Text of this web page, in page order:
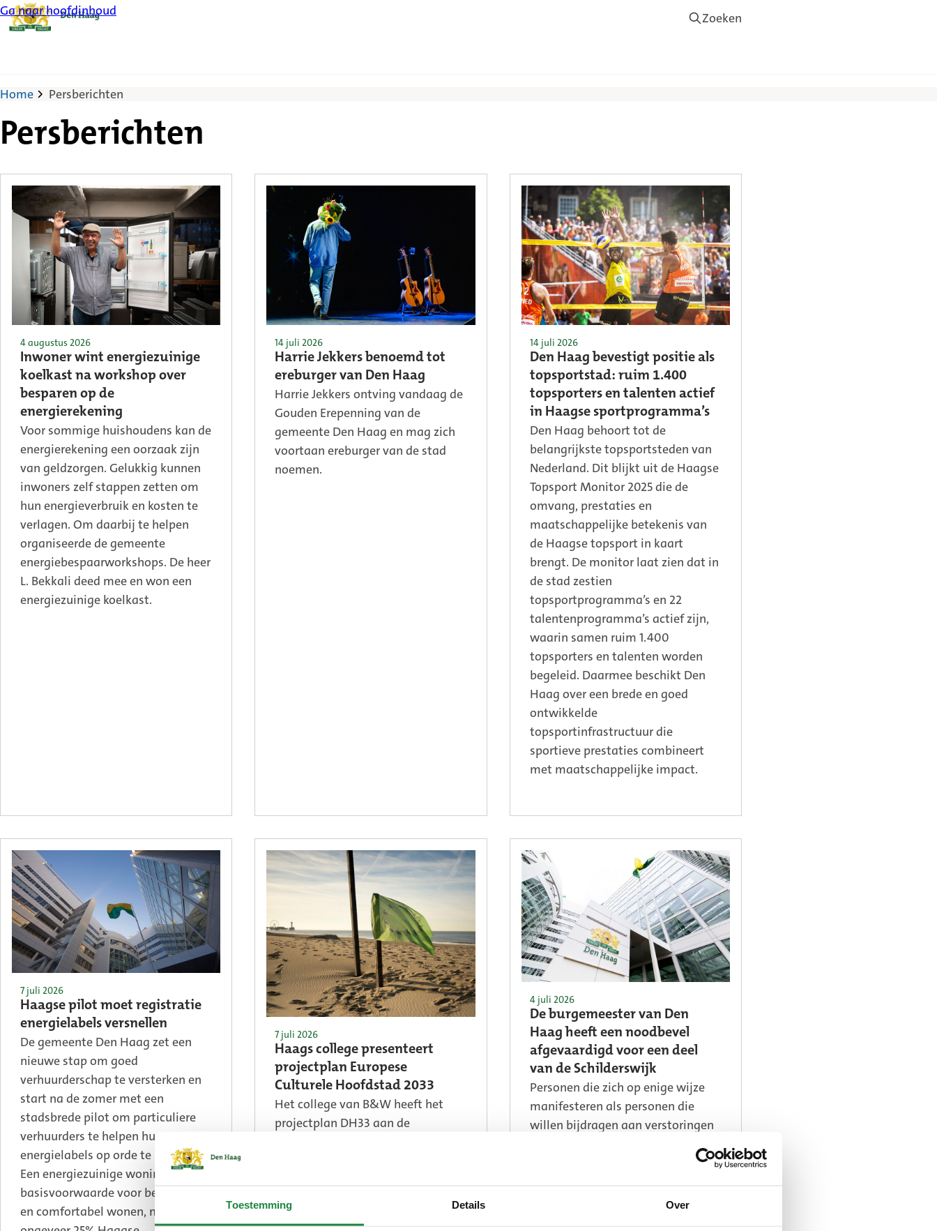
Toestemming Details Over
Ga naar hoofdinhoud Zoeken
Home Persberichten
Persberichten
Inwoner wint energiezuinige
koelkast na workshop over
besparen op de
energierekening
4 augustus 2026
Voor sommige huishoudens kan de
energierekening een oorzaak zijn
van geldzorgen. Gelukkig kunnen
inwoners zelf stappen zetten om
hun energieverbruik en kosten te
verlagen. Om daarbij te helpen
organiseerde de gemeente
energiebespaarworkshops. De heer
L. Bekkali deed mee en won een
energiezuinige koelkast.
Harrie Jekkers benoemd tot
ereburger van Den Haag
14 juli 2026
Harrie Jekkers ontving vandaag de
Gouden Erepenning van de
gemeente Den Haag en mag zich
voortaan ereburger van de stad
noemen.
Den Haag bevestigt positie als
topsportstad: ruim 1.400
topsporters en talenten actief
in Haagse sportprogramma’s
14 juli 2026
Den Haag behoort tot de
belangrijkste topsportsteden van
Nederland. Dit blijkt uit de Haagse
Topsport Monitor 2025 die de
omvang, prestaties en
maatschappelijke betekenis van
de Haagse topsport in kaart
brengt. De monitor laat zien dat in
de stad zestien
topsportprogramma’s en 22
talentenprogramma’s actief zijn,
waarin samen ruim 1.400
topsporters en talenten worden
begeleid. Daarmee beschikt Den
Haag over een brede en goed
ontwikkelde
topsportinfrastructuur die
sportieve prestaties combineert
met maatschappelijke impact.
Haagse pilot moet registratie
energielabels versnellen
7 juli 2026
De gemeente Den Haag zet een
nieuwe stap om goed
verhuurderschap te versterken en
start na de zomer met een
stadsbrede pilot om particuliere
verhuurders te helpen hun
energielabels op orde te brengen.
Een energiezuinige woning is een
basisvoorwaarde voor betaalbaar
en comfortabel wonen, maar bij
Haags college presenteert
projectplan Europese
Culturele Hoofdstad 2033
7 juli 2026
Het college van B&W heeft het
projectplan DH33 aan de
plan schetst wat een kandidatuur
De burgemeester van Den
Haag heeft een noodbevel
afgevaardigd voor een deel
van de Schilderswijk
4 juli 2026
Personen die zich op enige wijze
manifesteren als personen die
willen bijdragen aan verstoringen
niet ophouden in het aangewezen
verlaten en daar wegblijven. Ook